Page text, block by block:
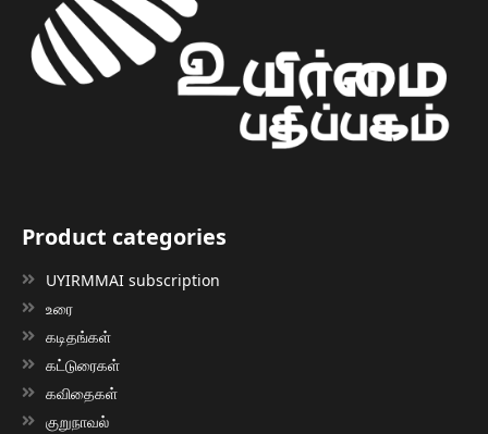
Product categories
UYIRMMAI subscription
உரை
கடிதங்கள்
கட்டுரைகள்
கவிதைகள்
குறுநாவல்